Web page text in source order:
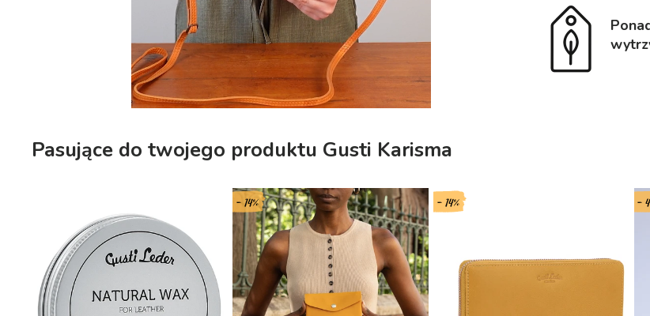
Pasujące do twojego produktu Gusti Karisma
- 14% - 14% -